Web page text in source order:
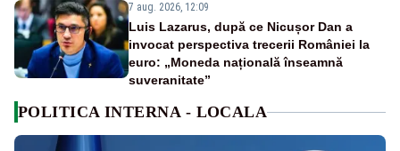
7 aug. 2026, 12:09
Luis Lazarus, după ce Nicușor Dan a
invocat perspectiva trecerii României la
euro: „Moneda națională înseamnă
suveranitate”
POLITICA INTERNA - LOCALA